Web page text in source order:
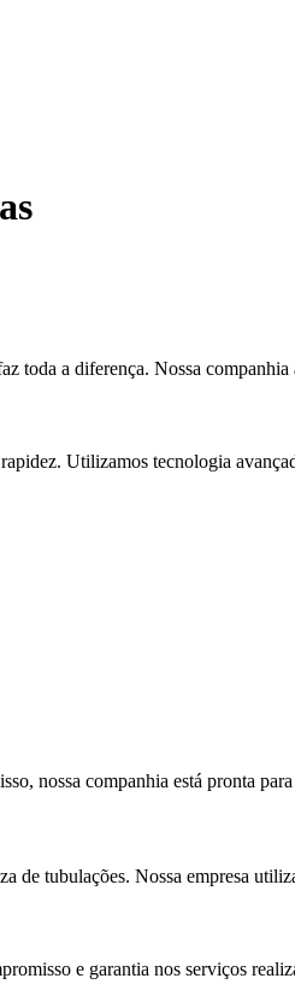
toda a diferença. Nossa
Utilizamos tecnologia
nossa companhia está pronta
de tubulações. Nossa empresa
e garantia nos serviços